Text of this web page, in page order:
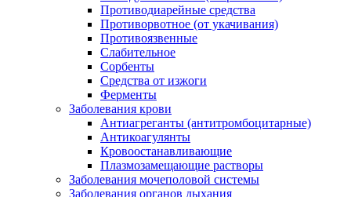
Противодиарейные средства
Противорвотное (от укачивания)
Противоязвенные
Слабительное
Сорбенты
Средства от изжоги
Ферменты
Заболевания крови
Антиагреганты (антитромбоцитарные)
Антикоагулянты
Кровоостанавливающие
Плазмозамещающие растворы
Заболевания мочеполовой системы
Заболевания органов дыхания